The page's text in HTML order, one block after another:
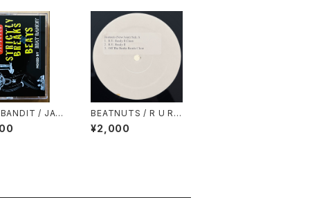
/ JAP
STRICTLY B
& BEATS
BEATNUTS / R U RE
ADY 2
¥2,000